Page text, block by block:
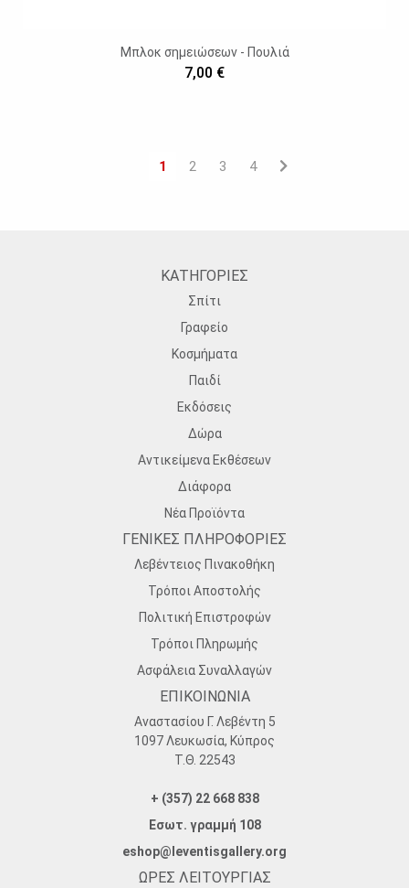
Μπλοκ σημειώσεων - Πουλιά
7,00 €
1 2 3 4
ΚΑΤΗΓΟΡΙΕΣ
Σπίτι
Γραφείο
Κοσμήματα
Παιδί
Εκδόσεις
Δώρα
Αντικείμενα Εκθέσεων
Διάφορα
Νέα Προϊόντα
ΓΕΝΙΚΕΣ ΠΛΗΡΟΦΟΡΙΕΣ
Λεβέντειος Πινακοθήκη
Τρόποι Αποστολής
Πολιτική Επιστροφών
Τρόποι Πληρωμής
Ασφάλεια Συναλλαγών
ΕΠΙΚΟΙΝΩΝΙΑ
Αναστασίου Γ. Λεβέντη 5
1097 Λευκωσία, Κύπρος
Τ.Θ. 22543
+ (357) 22 668 838
Εσωτ. γραμμή 108
eshop@leventisgallery.org
ΩΡΕΣ ΛΕΙΤΟΥΡΓΙΑΣ